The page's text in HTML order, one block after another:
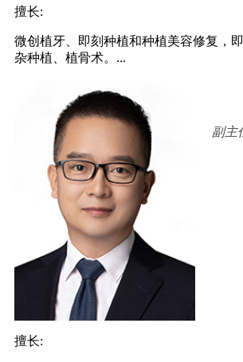
擅长:
微创植牙、即刻种植和种植美容修复，
杂种植、植骨术。...
副主
擅长: